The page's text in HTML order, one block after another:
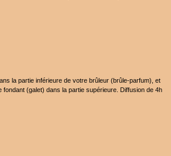
la partie inférieure de votre brûleur (brûle-parfum), et
fondant (galet) dans la partie supérieure. Diffusion de 4h